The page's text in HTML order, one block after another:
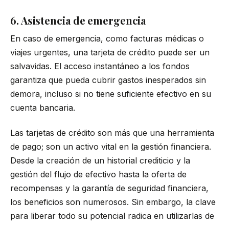
6. Asistencia de emergencia
En caso de emergencia, como facturas médicas o
viajes urgentes, una tarjeta de crédito puede ser un
salvavidas. El acceso instantáneo a los fondos
garantiza que pueda cubrir gastos inesperados sin
demora, incluso si no tiene suficiente efectivo en su
cuenta bancaria.
Las tarjetas de crédito son más que una herramienta
de pago; son un activo vital en la gestión financiera.
Desde la creación de un historial crediticio y la
gestión del flujo de efectivo hasta la oferta de
recompensas y la garantía de seguridad financiera,
los beneficios son numerosos. Sin embargo, la clave
para liberar todo su potencial radica en utilizarlas de